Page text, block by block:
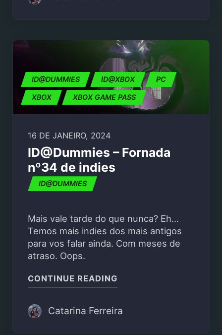
ID@DUMMIES ID@XBOX PC
XBOX XBOX GAME PASS
16 DE JANEIRO, 2024
ID@Dummies – Fornada
nº34 de indies
ID@DUMMIES
Mais vale tarde do que nunca? Eh…
Temos mais indies dos mais antigos
para vos falar ainda. Com meses de
atraso. Oops.
CONTINUE READING
Catarina Ferreira